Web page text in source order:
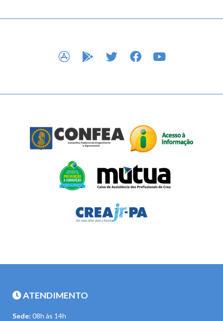
APP STOREGOOGLE PLAY
TWITTERFACEBOOK
ATENDIMENTO
Sede: 08h às 14h